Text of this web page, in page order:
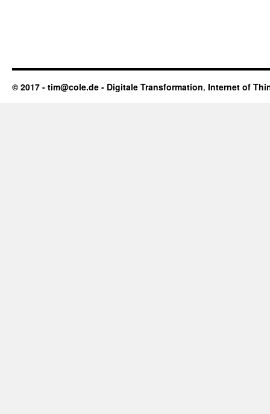
© 2017 - tim@cole.de - Digitale Transformation, Internet of